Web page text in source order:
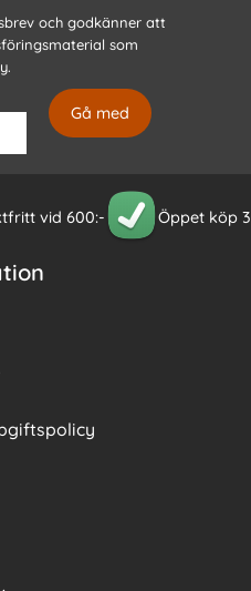
och godkänner att
som
.
vid 600:- Öppet köp